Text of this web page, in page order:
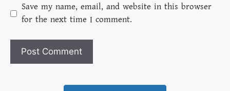
Save my name, email, and website in this browser
for the next time I comment.